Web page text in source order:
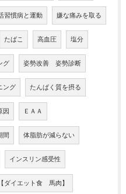
習慣病と運動 嫌な痛みを取る
たばこ 高血圧 塩分
グ 姿勢改善 姿勢診断
ング たんぱく質を摂る
因 ＥＡＡ
間 体脂肪が減らない
インスリン感受性
【ダイエット食 馬肉】